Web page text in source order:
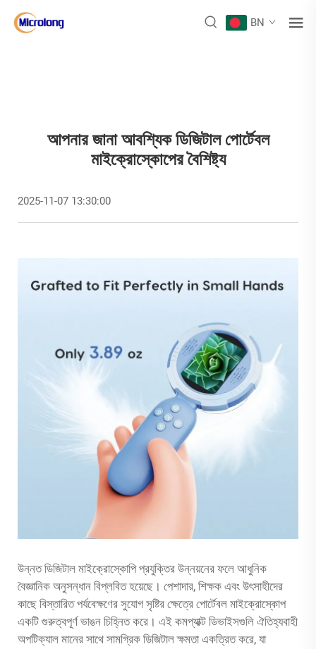
BN
আপনার জানা আবশ্যিক ডিজিটাল পোর্টেবল
মাইক্রোস্কোপের বৈশিষ্ট্য
2025-11-07 13:30:00
উন্নত ডিজিটাল মাইক্রোস্কোপি প্রযুক্তির উন্নয়নের ফলে আধুনিক
বৈজ্ঞানিক অনুসন্ধান বিপ্লবিত হয়েছে। পেশাদার, শিক্ষক এবং উৎসাহীদের
কাছে বিস্তারিত পর্যবেক্ষণের সুযোগ সৃষ্টির ক্ষেত্রে পোর্টেবল মাইক্রোস্কোপ
একটি গুরুত্বপূর্ণ ভাঙন চিহ্নিত করে। এই কমপ্যাক্ট ডিভাইসগুলি ঐতিহ্যবাহী
অপটিক্যাল মানের সাথে সামগ্রিক ডিজিটাল ক্ষমতা একত্রিত করে, যা